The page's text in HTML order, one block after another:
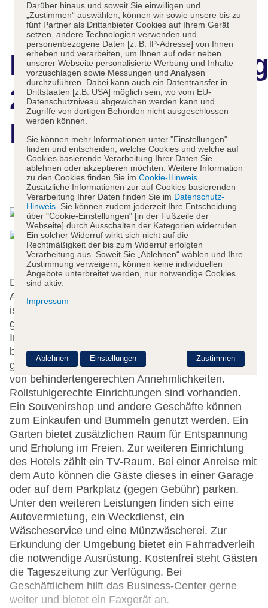
25hours Hotel
Bikini Berlin
Das bietet Ihre Unterkunft
Das Hotel bietet 149 Zimmer und verfügt über einen
Aufzug. Das freundliche Personal an der Rezeption
ist gerne bei allen Fragen behilflich. Zur Einrichtung
gehören eine Gepäckaufbewahrung und ein Safe.
Im Haus steht WLAN zur Verfügung. Hilfestellung
bei der Buchung von Ausflügen wird am Tourdesk
geboten. Die Unterbringung verfügt über eine Reihe
von behindertengerechten Annehmlichkeiten.
Rollstuhlgerechte Einrichtungen sind vorhanden.
Ein Souvenirshop und andere Geschäfte können
zum Einkaufen und Bummeln genutzt werden. Ein
Garten bietet zusätzlichen Raum für Entspannung
und Erholung im Freien. Zur weiteren Einrichtung
des Hotels zählt ein TV-Raum. Bei einer Anreise mit
dem Auto können die Gäste dieses in einer Garage
oder auf dem Parkplatz (gegen Gebühr) parken.
Unter den weiteren Leistungen finden sich eine
Autovermietung, ein Weckdienst, ein
Wäscheservice und eine Münzwäscherei. Zur
Erkundung der Umgebung bietet ein Fahrradverleih
die notwendige Ausrüstung. Kostenfrei steht Gästen
die Tageszeitung zur Verfügung. Bei
Geschäftlichem hilft das Business-Center gerne
weiter und bietet ein Faxgerät an.
Darüber hinaus und soweit Sie einwilligen und
„Zustimmen“ auswählen, können wir sowie unsere bis zu
fünf Partner als Drittanbieter Cookies auf Ihrem Gerät
setzen, andere Technologien verwenden und
personenbezogene Daten [z. B. IP-Adresse] von Ihnen
erheben und verarbeiten, um Ihnen auf oder neben
unserer Webseite personalisierte Werbung und Inhalte
vorzuschlagen sowie Messungen und Analysen
durchzuführen. Dabei kann auch ein Datentransfer in
Drittstaaten [z.B. USA] möglich sein, wo vom EU-
Datenschutzniveau abgewichen werden kann und
Zugriffe von dortigen Behörden nicht ausgeschlossen
werden können.
Sie können mehr Informationen unter "Einstellungen"
finden und entscheiden, welche Cookies und welche auf
Cookies basierende Verarbeitung Ihrer Daten Sie
ablehnen oder akzeptieren möchten. Weitere Information
zu den Cookies finden Sie im Cookie-Hinweis.
Zusätzliche Informationen zur auf Cookies basierenden
Verarbeitung Ihrer Daten finden Sie im Datenschutz-
Hinweis. Sie können zudem jederzeit Ihre Entscheidung
über "Cookie-Einstellungen" [in der Fußzeile der
Webseite] durch Ausschalten der Kategorien widerrufen.
Ein solcher Widerruf wirkt sich nicht auf die
Rechtmäßigkeit der bis zum Widerruf erfolgten
Verarbeitung aus. Soweit Sie „Ablehnen“ wählen und Ihre
Zustimmung verweigern, können keine individuellen
Angebote unterbreitet werden, nur notwendige Cookies
sind aktiv.
Impressum
Zustimmen
Ablehnen Einstellungen